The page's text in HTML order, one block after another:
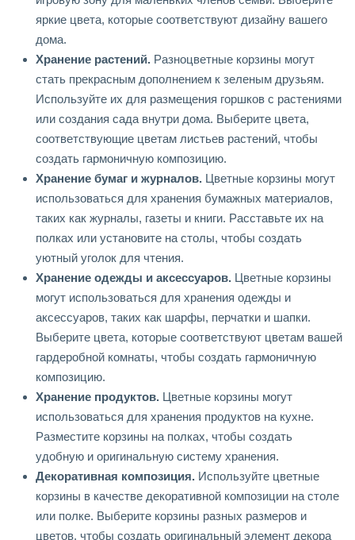
яркие цвета, которые соответствуют дизайну вашего
дома.
Хранение растений. Разноцветные корзины могут
стать прекрасным дополнением к зеленым друзьям.
Используйте их для размещения горшков с растениями
или создания сада внутри дома. Выберите цвета,
соответствующие цветам листьев растений, чтобы
создать гармоничную композицию.
Хранение бумаг и журналов. Цветные корзины могут
использоваться для хранения бумажных материалов,
таких как журналы, газеты и книги. Расставьте их на
полках или установите на столы, чтобы создать
уютный уголок для чтения.
Хранение одежды и аксессуаров. Цветные корзины
могут использоваться для хранения одежды и
аксессуаров, таких как шарфы, перчатки и шапки.
Выберите цвета, которые соответствуют цветам вашей
гардеробной комнаты, чтобы создать гармоничную
композицию.
Хранение продуктов. Цветные корзины могут
использоваться для хранения продуктов на кухне.
Разместите корзины на полках, чтобы создать
удобную и оригинальную систему хранения.
Декоративная композиция. Используйте цветные
корзины в качестве декоративной композиции на столе
или полке. Выберите корзины разных размеров и
цветов, чтобы создать оригинальный элемент декора